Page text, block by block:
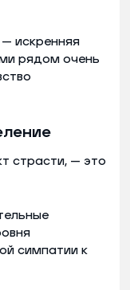
искренняя
рядом очень
страсти, — это
симпатии к